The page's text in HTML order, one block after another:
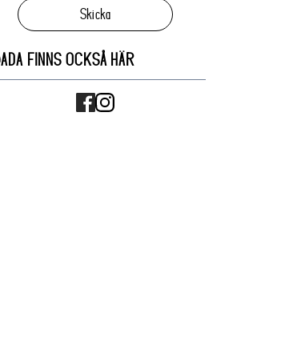
Skicka
ADA FINNS OCKSÅ HÄR